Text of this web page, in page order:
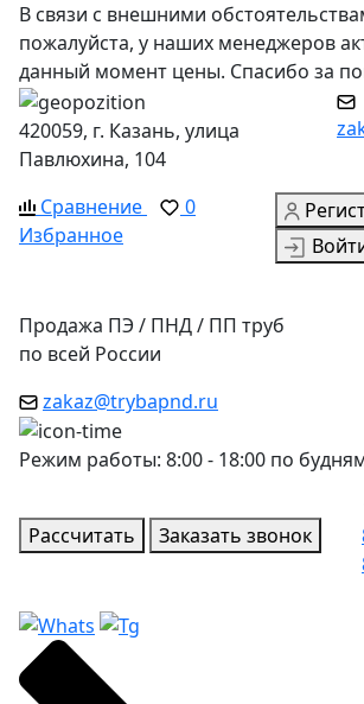
В связи с внешними
пожалуйста, у наших менеджеров
данный момент цены. Спасибо за
420059, г. Казань, улица
Павлюхина, 104
Сравнение
0
Избранное
Продажа ПЭ / ПНД / ПП труб
по всей России
zakaz@trybapnd.ru
Режим работы: 8:00 - 18:00 по
Рассчитать Заказать звонок